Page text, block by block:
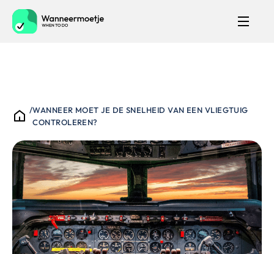
/WANNEER MOET JE DE SNELHEID VAN EEN VLIEGTUIG
CONTROLEREN?